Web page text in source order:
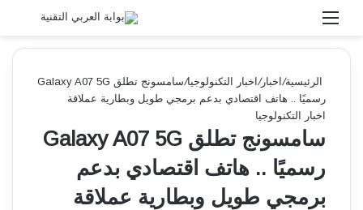
الرئيسية/ اخبار/ اخبار التكنولوجيا/
سامسونج تطلق Galaxy A07 5G
رسميًا .. هاتف اقتصادي بدعم برمجي طويل وبطارية عملاقة
اخبار التكنولوجيا
سامسونج تطلق Galaxy A07 5G
رسميًا .. هاتف اقتصادي بدعم
برمجي طويل وبطارية عملاقة